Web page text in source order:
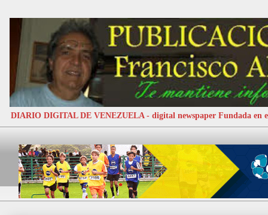
DIARIO DIGITAL DE VENEZUELA - digital newspaper Fundada en